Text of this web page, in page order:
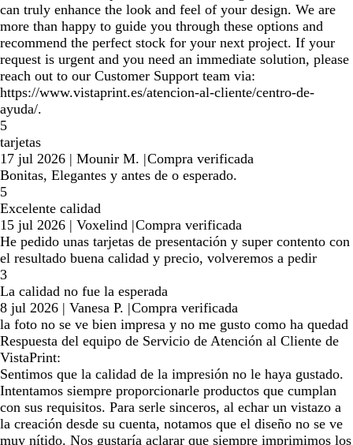
can truly enhance the look and feel of your design. We are
more than happy to guide you through these options and
recommend the perfect stock for your next project. If your
request is urgent and you need an immediate solution, please
reach out to our Customer Support team via:
https://www.vistaprint.es/atencion-al-cliente/centro-de-
ayuda/.
5
tarjetas
17 jul 2026 | Mounir M. |Compra verificada
Bonitas, Elegantes y antes de o esperado.
5
Excelente calidad
15 jul 2026 | Voxelind |Compra verificada
He pedido unas tarjetas de presentación y super contento con
el resultado buena calidad y precio, volveremos a pedir
3
La calidad no fue la esperada
8 jul 2026 | Vanesa P. |Compra verificada
la foto no se ve bien impresa y no me gusto como ha quedad
Respuesta del equipo de Servicio de Atención al Cliente de
VistaPrint:
Sentimos que la calidad de la impresión no le haya gustado.
Intentamos siempre proporcionarle productos que cumplan
con sus requisitos. Para serle sinceros, al echar un vistazo a
la creación desde su cuenta, notamos que el diseño no se ve
muy nítido. Nos gustaría aclarar que siempre imprimimos los